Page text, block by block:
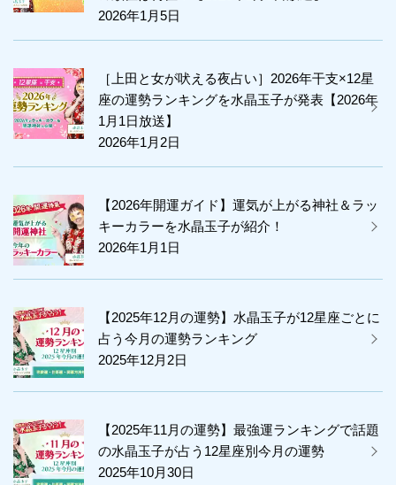
2026年1月5日
［上田と女が吠える夜占い］2026年干支×12星
座の運勢ランキングを水晶玉子が発表【2026年
1月1日放送】
2026年1月2日
【2026年開運ガイド】運気が上がる神社＆ラッ
キーカラーを水晶玉子が紹介！
2026年1月1日
【2025年12月の運勢】水晶玉子が12星座ごとに
占う今月の運勢ランキング
2025年12月2日
【2025年11月の運勢】最強運ランキングで話題
の水晶玉子が占う12星座別今月の運勢
2025年10月30日